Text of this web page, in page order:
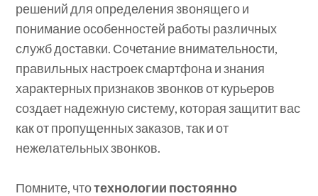
решений для определения звонящего и
понимание особенностей работы различных
служб доставки. Сочетание внимательности,
правильных настроек смартфона и знания
характерных признаков звонков от курьеров
создает надежную систему, которая защитит вас
как от пропущенных заказов, так и от
нежелательных звонков.
Помните, чтотехнологии постоянно